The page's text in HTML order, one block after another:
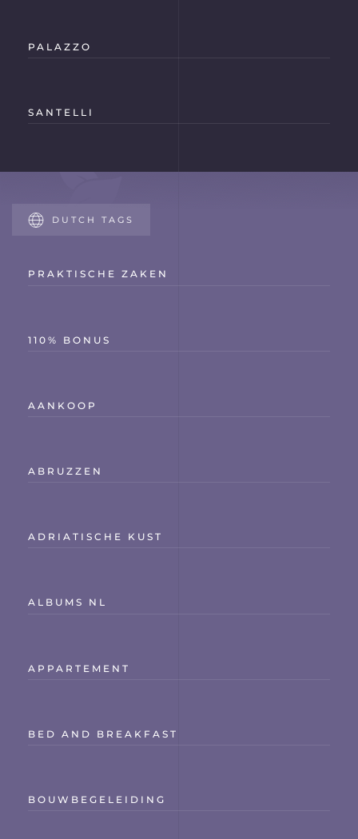
PALAZZO
SANTELLI
DUTCH TAGS
PRAKTISCHE ZAKEN
110% BONUS
AANKOOP
ABRUZZEN
ADRIATISCHE KUST
ALBUMS NL
APPARTEMENT
BED AND BREAKFAST
BOUWBEGELEIDING